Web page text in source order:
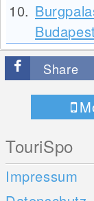
10.
Budapest
Share
TouriSpo
Impressum